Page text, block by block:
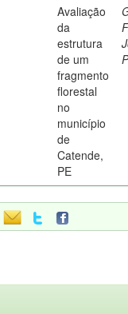
Avaliação
da
estrutura
de um
fragmento
florestal
no
município
de
Catende,
PE